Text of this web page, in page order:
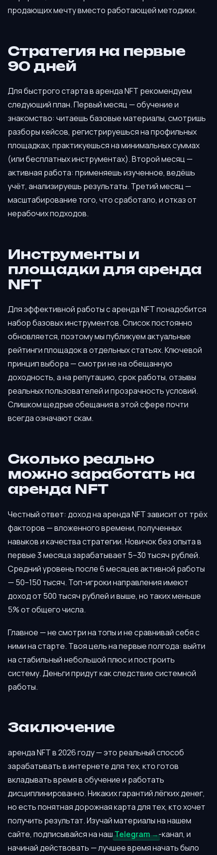
продающих мечту вместо работающей методики.
Стратегия на первые
90 дней
Для быстрого старта в аренда NFT рекомендуем
следующий план. Первый месяц — обучение и
знакомство: читаешь базовые материалы, смотришь
разборы кейсов, регистрируешься на профильных
площадках, практикуешься на минимальных суммах
(или бесплатных инструментах). Второй месяц —
активная работа: применяешь изученное, ведёшь
учёт, анализируешь результаты. Третий месяц —
масштабирование того, что сработало, и отказ от
нерабочих подходов.
Инструменты и
площадки для аренда
NFT
Для эффективной работы с аренда NFT понадобится
набор базовых инструментов. Список постоянно
обновляется, поэтому мы публикуем актуальные
рейтинги площадок в отдельных статьях. Ключевой
принцип выбора — смотри не на обещанную
доходность, а на репутацию, срок работы, отзывы
реальных пользователей и прозрачность условий.
Слишком щедрые обещания в этой сфере почти
всегда означают скам.
Сколько реально
можно заработать на
аренда NFT
Честный ответ: доход на аренда NFT зависит от трёх
факторов — вложенного времени, полученных
навыков и качества стратегии. Новичок без опыта в
первые 3 месяца зарабатывает 5–30 тысяч рублей.
Средний уровень после 6 месяцев активной работы
— 50–150 тысяч. Топ-игроки направления имеют
доход от 500 тысяч рублей и выше, но таких меньше
5% от общего числа.
Главное — не смотри на топы и не сравнивай себя с
ними на старте. Твоя цель на первые полгода: выйти
на стабильный небольшой плюс и построить
систему. Деньги придут как следствие системной
работы.
Заключение
аренда NFT в 2026 году — это реальный способ
зарабатывать в интернете для тех, кто готов
вкладывать время в обучение и работать
дисциплинированно. Никаких гарантий лёгких денег,
но есть понятная дорожная карта для тех, кто хочет
получить результат. Изучай материалы на нашем
сайте, подписывайся на нашTelegram
-канал, и
начинай действовать — лучшее время начать было